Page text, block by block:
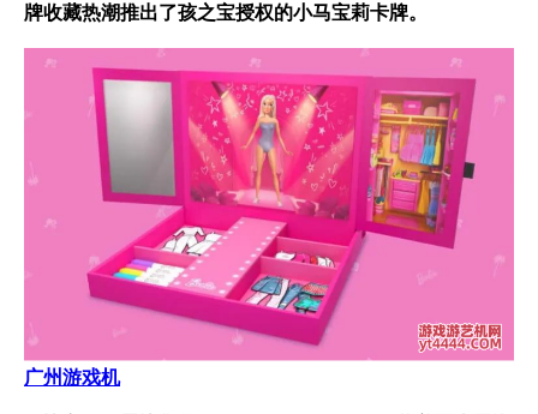
牌收藏热潮推出了孩之宝授权的小马宝莉卡牌。
广州游戏机